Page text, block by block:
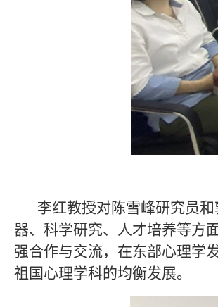
李红教授对陈雪峰研究员
器、科学研究、人才培养等方
强合作与交流，在东部心理学
祖国心理学科的均衡发展。